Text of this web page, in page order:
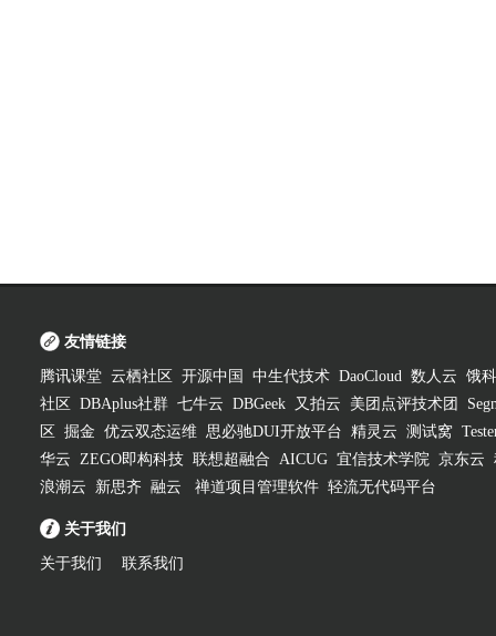
友情链接
腾讯课堂 云栖社区 开源中国 中生代技术 DaoCloud 数人云 饿
社区
DBAplus社群 七牛云 DBGeek 又拍云 美团点评技术团
区
掘金 优云双态运维 思必驰DUI开放平台 精灵云 测试窝
华云 ZEGO即构科技 联想超融合 AICUG 宜信技术学院 京东云
浪潮云
新思齐 融云 禅道项目管理软件 轻流无代码平台
关于我们
关于我们 联系我们